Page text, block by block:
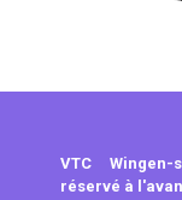
VTC
réservé à